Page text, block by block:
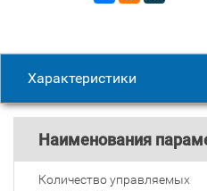
Характеристики
Наименования
Количество управляемых